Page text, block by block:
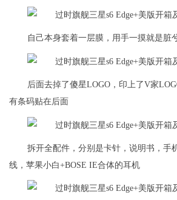
自己本身套着一层膜，用手一摸就是脏
后面去掉了傻星LOGO，印上了V家
有条码贴在后面
拆开全配件，分别是卡针，说明书，手
线，苹果小白+BOSE IE合体的耳机